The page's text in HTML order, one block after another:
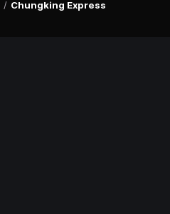
/ Chungking Express